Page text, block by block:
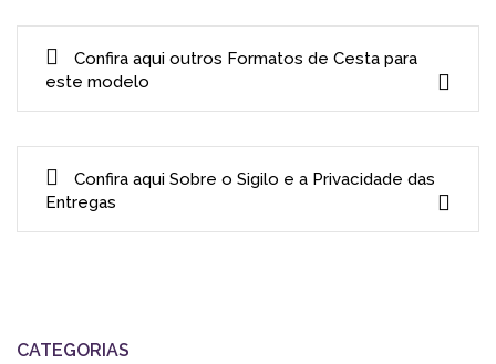
Confira aqui outros Formatos de Cesta para
este modelo
Confira aqui Sobre o Sigilo e a Privacidade das
Entregas
CATEGORIAS